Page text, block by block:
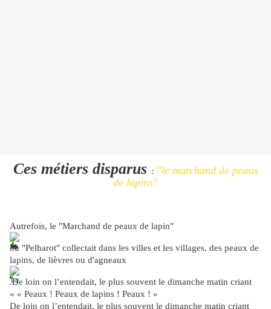
Ces métiers disparus : "le marchand de peaux
de lapins"
Autrefois, le "Marchand de peaux de lapin"
ou "Pelharot" collectait dans les villes et les villages, des peaux de
lapins, de lièvres ou d'agneaux
.De loin on l’entendait, le plus souvent le dimanche matin criant
« « Peaux ! Peaux de lapins ! Peaux ! »
De loin on l’entendait, le plus souvent le dimanche matin criant